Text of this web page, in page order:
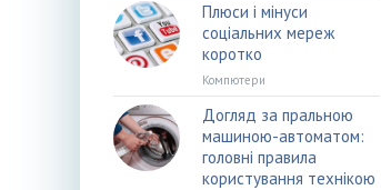
Плюси і мінуси
соціальних мереж
коротко
Компютери
Догляд за пральною
машиною-автоматом:
головні правила
користування технікою